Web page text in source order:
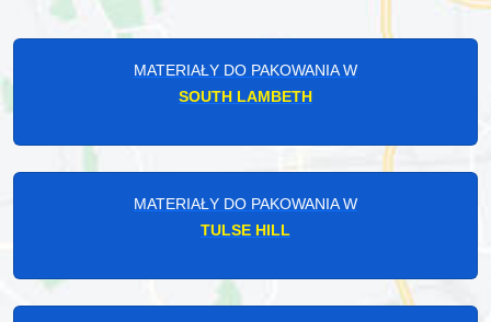
MATERIAŁY DO PAKOWANIA W
SOUTH LAMBETH
MATERIAŁY DO PAKOWANIA W
TULSE HILL